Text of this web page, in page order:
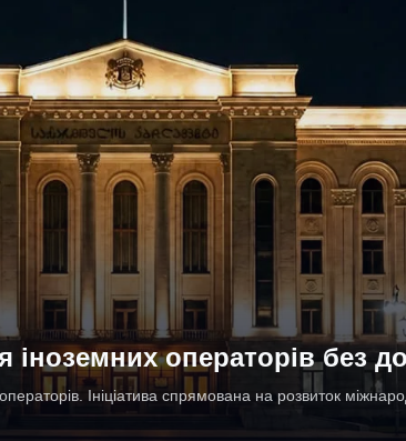
операторів без
Ініціатива спрямована на розвиток